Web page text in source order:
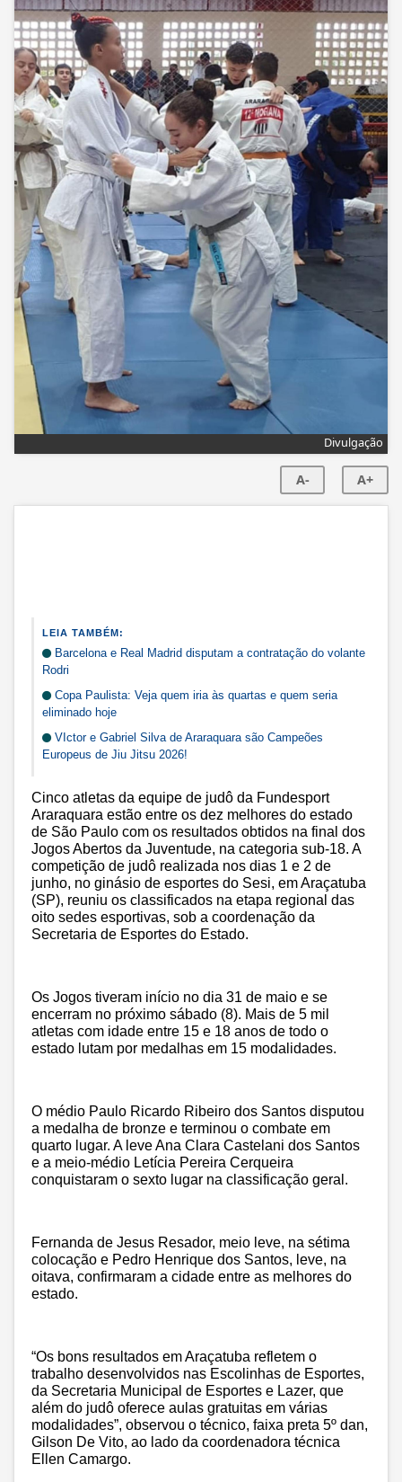
Divulgação
A- A+
LEIA TAMBÉM:
Barcelona e Real Madrid disputam a contratação do volante
Rodri
Copa Paulista: Veja quem iria às quartas e quem seria
eliminado hoje
VIctor e Gabriel Silva de Araraquara são Campeões
Europeus de Jiu Jitsu 2026!
Cinco atletas da equipe de judô da Fundesport
Araraquara estão entre os dez melhores do estado
de São Paulo com os resultados obtidos na final dos
Jogos Abertos da Juventude, na categoria sub-18. A
competição de judô realizada nos dias 1 e 2 de
junho, no ginásio de esportes do Sesi, em Araçatuba
(SP), reuniu os classificados na etapa regional das
oito sedes esportivas, sob a coordenação da
Secretaria de Esportes do Estado.
Os Jogos tiveram início no dia 31 de maio e se
encerram no próximo sábado (8). Mais de 5 mil
atletas com idade entre 15 e 18 anos de todo o
estado lutam por medalhas em 15 modalidades.
O médio Paulo Ricardo Ribeiro dos Santos disputou
a medalha de bronze e terminou o combate em
quarto lugar. A leve Ana Clara Castelani dos Santos
e a meio-médio Letícia Pereira Cerqueira
conquistaram o sexto lugar na classificação geral.
Fernanda de Jesus Resador, meio leve, na sétima
colocação e Pedro Henrique dos Santos, leve, na
oitava, confirmaram a cidade entre as melhores do
estado.
“Os bons resultados em Araçatuba refletem o
trabalho desenvolvidos nas Escolinhas de Esportes,
da Secretaria Municipal de Esportes e Lazer, que
além do judô oferece aulas gratuitas em várias
modalidades”, observou o técnico, faixa preta 5º dan,
Gilson De Vito, ao lado da coordenadora técnica
Ellen Camargo.